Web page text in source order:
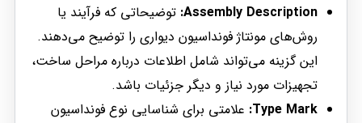
Assembly Description: توضیحاتی که فرآیند یا
روش‌های مونتاژ فونداسیون دیواری را توضیح می‌دهند.
این گزینه می‌تواند شامل اطلاعات درباره مراحل ساخت،
تجهیزات مورد نیاز و دیگر جزئیات باشد.
Type Mark: علامتی برای شناسایی نوع فونداسیون